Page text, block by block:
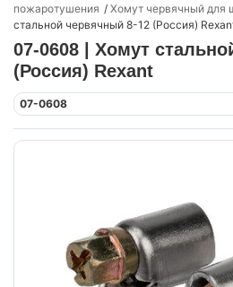
пожаротушения
Хомут червячный для
стальной червячный 8-12 (Россия)
07-0608 | Хомут
(Россия) Rexant
07-0608